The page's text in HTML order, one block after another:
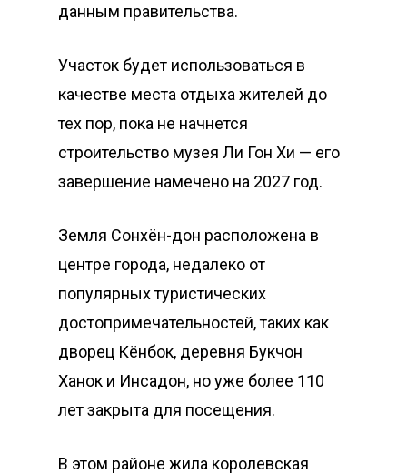
данным правительства.
Участок будет использоваться в
качестве места отдыха жителей до
тех пор, пока не начнется
строительство музея Ли Гон Хи — его
завершение намечено на 2027 год.
Земля Сонхён-дон расположена в
центре города, недалеко от
популярных туристических
достопримечательностей, таких как
дворец Кёнбок, деревня Букчон
Ханок и Инсадон, но уже более 110
лет закрыта для посещения.
В этом районе жила королевская